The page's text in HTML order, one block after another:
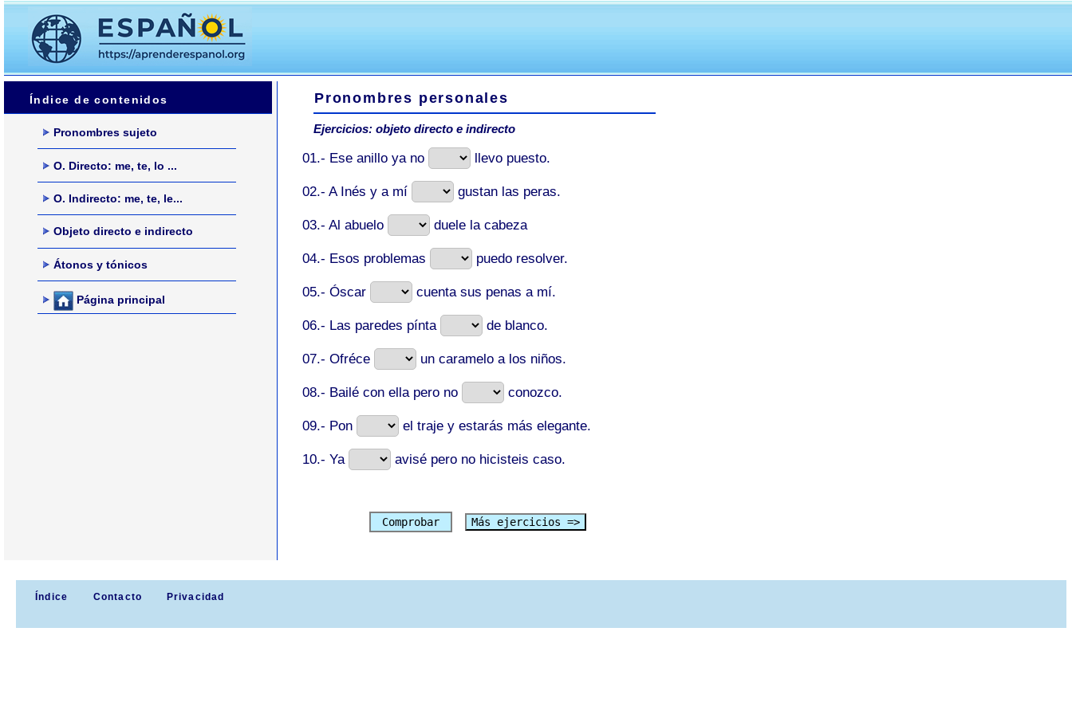
Índice de contenidos
Pronombres sujeto
O. Directo: me, te, lo ...
O. Indirecto: me, te, le...
Objeto directo e indirecto
Átonos y tónicos
Página principal
Pronombres personales
Ejercicios: objeto directo e indirecto
01.- Ese anillo ya no llevo puesto.
02.- A Inés y a mí gustan las peras.
03.- Al abuelo duele la cabeza
04.- Esos problemas puedo resolver.
05.- Óscar cuenta sus penas a mí.
06.- Las paredes pínta de blanco.
07.- Ofréce un caramelo a los niños.
08.- Bailé con ella pero no conozco.
09.- Pon el traje y estarás más elegante.
10.- Ya avisé pero no hicisteis caso.
Comprobar Más ejercicios =>
Índice Contacto Privacidad